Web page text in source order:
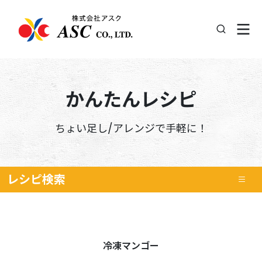
かんたんレシピ
ちょい足し/アレンジで手軽に！
レシピ検索
冷凍マンゴー